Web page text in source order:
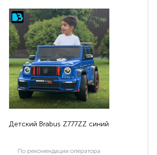
Детский Brabus Z777ZZ синий
По рекомендации оператора